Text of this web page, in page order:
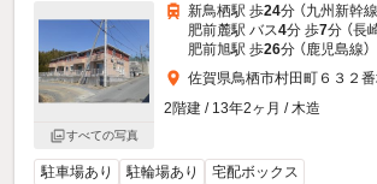
すべての写真
新鳥栖駅 歩24分 （九州新幹線
肥前麓駅 バス4分 歩7分 （長
肥前旭駅 歩26分 （鹿児島線）
佐賀県鳥栖市村田町６３２番
2階建 / 13年2ヶ月 / 木造
駐車場あり 駐輪場あり 宅配ボックス